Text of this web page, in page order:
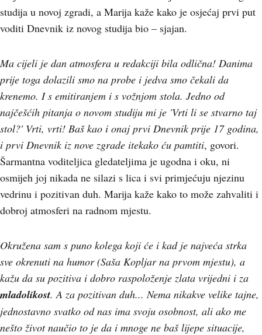
studija u novoj zgradi, a Marija kaže kako je osjećaj prvi put
voditi Dnevnik iz novog studija bio – sjajan.
Ma cijeli je dan atmosfera u redakciji bila odlična! Danima
prije toga dolazili smo na probe i jedva smo čekali da
krenemo. I s emitiranjem i s vožnjom stola. Jedno od
najčešćih pitanja o novom studiju mi je 'Vrti li se stvarno taj
stol?' Vrti, vrti! Baš kao i onaj prvi Dnevnik prije 17 godina,
i prvi Dnevnik iz nove zgrade itekako ću pamtiti, govori.
Šarmantna voditeljica gledateljima je ugodna i oku, ni
osmijeh joj nikada ne silazi s lica i svi primjećuju njezinu
vedrinu i pozitivan duh. Marija kaže kako to može zahvaliti i
dobroj atmosferi na radnom mjestu.
Okružena sam s puno kolega koji će i kad je najveća strka
sve okrenuti na humor (Saša Kopljar na prvom mjestu), a
kažu da su pozitiva i dobro raspoloženje zlata vrijedni i za
mladolikost. A za pozitivan duh... Nema nikakve velike tajne,
jednostavno svatko od nas ima svoju osobnost, ali ako me
nešto život naučio to je da i mnoge ne baš lijepe situacije,